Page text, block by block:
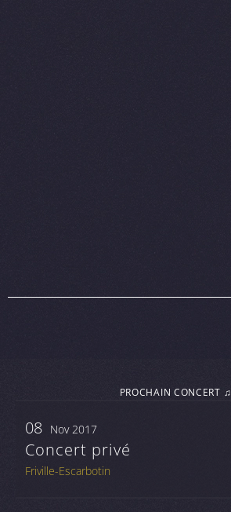
PROCHAIN CONCERT ♫
08 Nov 2017
Concert privé
Friville-Escarbotin